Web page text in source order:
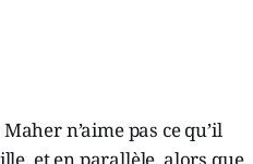
n’aime pas ce qu’il